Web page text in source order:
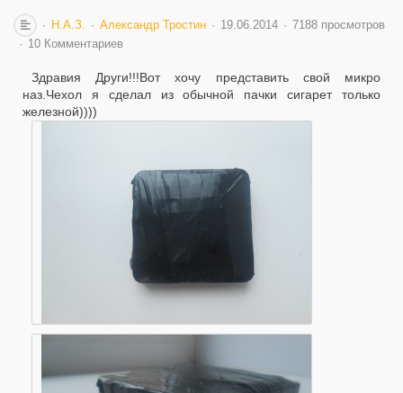
Н.А.З. Александр Тростин 19.06.2014
7188 просмотров
10 Комментариев
Здравия Други!!!Вот хочу представить свой микро
наз.Чехол я сделал из обычной пачки сигарет только
железной))))